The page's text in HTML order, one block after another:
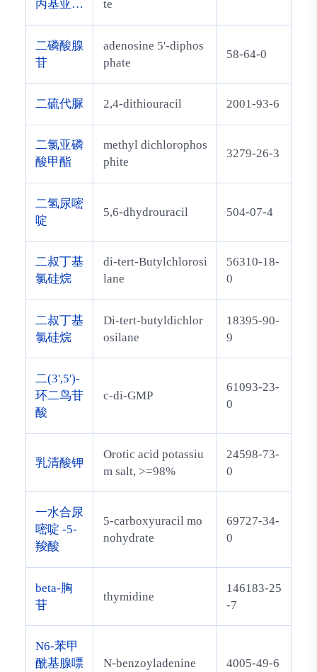
丙基亚磷
te
二磷酸腺
苷
adenosine 5'-diphos
phate
58-64-0
二硫代脲 2,4-dithiouracil 2001-93-6
二氯亚磷
酸甲酯
methyl dichlorophos
phite
3279-26-3
二氢尿嘧
啶
5,6-dhydrouracil 504-07-4
二叔丁基
氯硅烷
di-tert-Butylchlorosi
lane
56310-18-
0
二叔丁基
氯硅烷
Di-tert-butyldichlor
osilane
18395-90-
9
二(3',5')-
环二鸟苷
酸
c-di-GMP
61093-23-
0
乳清酸钾
Orotic acid potassiu
m salt, >=98%
24598-73-
0
一水合尿
嘧啶 -5-
羧酸
5-carboxyuracil mo
nohydrate
69727-34-
0
beta-胸
苷
thymidine
146183-25
-7
N6-苯甲
酰基腺嘌
N-benzoyladenine 4005-49-6